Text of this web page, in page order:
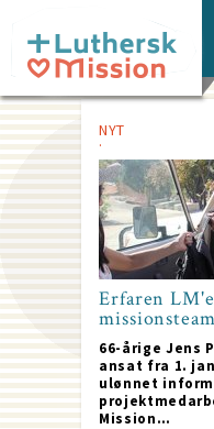
main
content
NYT
Erfaren
66-årige Jens
ansat fra 1.
ulønnet
Mission…